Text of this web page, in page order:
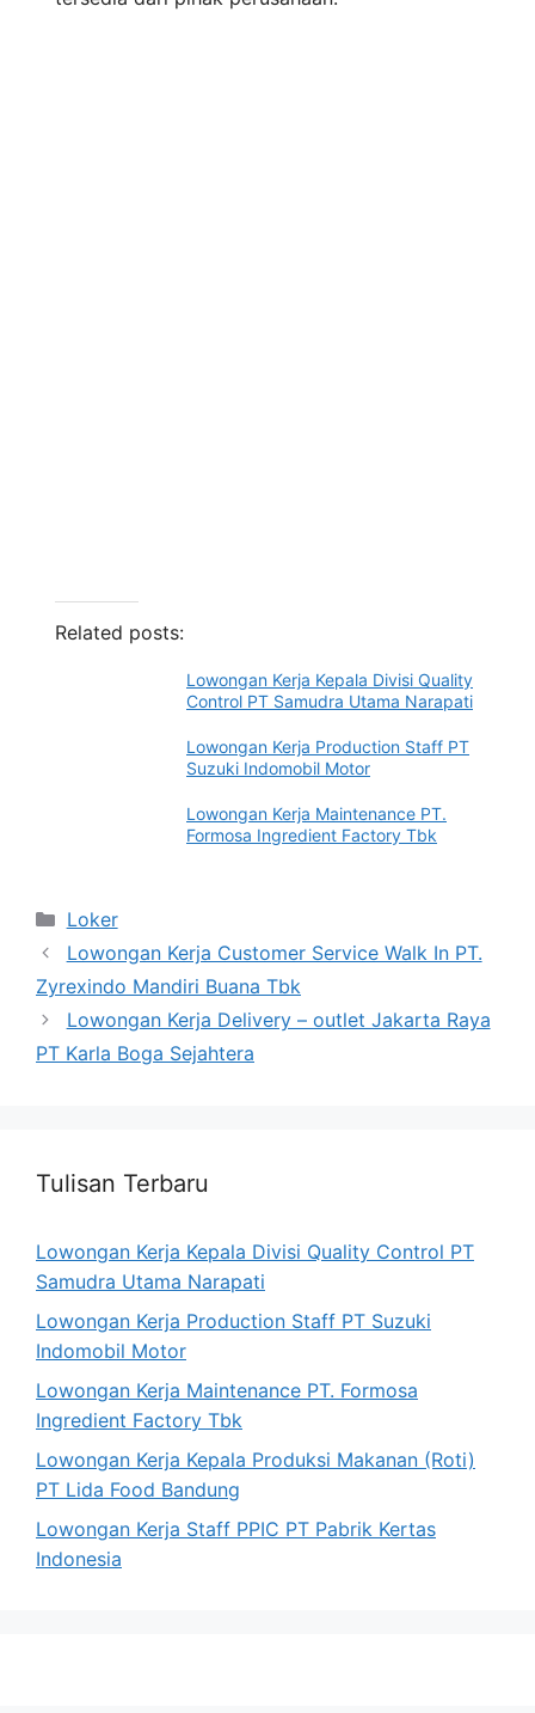
Related posts:
Lowongan Kerja Kepala Divisi Quality
Control PT Samudra Utama Narapati
Lowongan Kerja Production Staff PT
Suzuki Indomobil Motor
Lowongan Kerja Maintenance PT.
Formosa Ingredient Factory Tbk
Categories
Loker
Lowongan Kerja Customer Service Walk In PT.
Zyrexindo Mandiri Buana Tbk
Lowongan Kerja Delivery – outlet Jakarta Raya
PT Karla Boga Sejahtera
Tulisan Terbaru
Lowongan Kerja Kepala Divisi Quality Control PT
Samudra Utama Narapati
Lowongan Kerja Production Staff PT Suzuki
Indomobil Motor
Lowongan Kerja Maintenance PT. Formosa
Ingredient Factory Tbk
Lowongan Kerja Kepala Produksi Makanan (Roti)
PT Lida Food Bandung
Lowongan Kerja Staff PPIC PT Pabrik Kertas
Indonesia